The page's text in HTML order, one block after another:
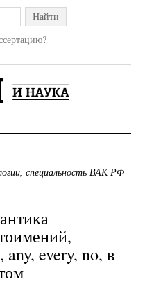
Найти
специальность ВАК РФ
every, no, в